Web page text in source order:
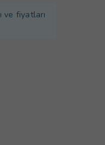
ve fiyatları